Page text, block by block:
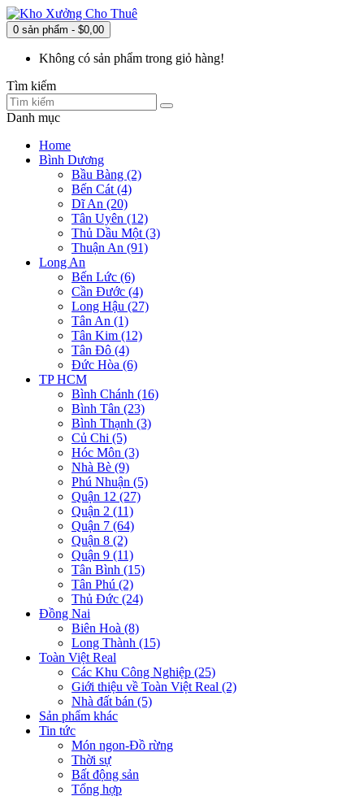
0 sản phẩm - $0,00
Không có sản phẩm trong giỏ hàng!
Tìm kiếm
Danh mục
Home
Bình Dương
Bầu Bàng (2)
Bến Cát (4)
Dĩ An (20)
Tân Uyên (12)
Thủ Dầu Một (3)
Thuận An (91)
Long An
Bến Lức (6)
Cần Đước (4)
Long Hậu (27)
Tân An (1)
Tân Kim (12)
Tân Đô (4)
Đức Hòa (6)
TP HCM
Bình Chánh (16)
Bình Tân (23)
Bình Thạnh (3)
Củ Chi (5)
Hóc Môn (3)
Nhà Bè (9)
Phú Nhuận (5)
Quận 12 (27)
Quận 2 (11)
Quận 7 (64)
Quận 8 (2)
Quận 9 (11)
Tân Bình (15)
Tân Phú (2)
Thủ Đức (24)
Đồng Nai
Biên Hoà (8)
Long Thành (15)
Toàn Việt Real
Các Khu Công Nghiệp (25)
Giới thiệu về Toàn Việt Real (2)
Nhà đất bán (5)
Sản phẩm khác
Tin tức
Món ngon-Đồ rừng
Thời sự
Bất động sản
Tổng hợp